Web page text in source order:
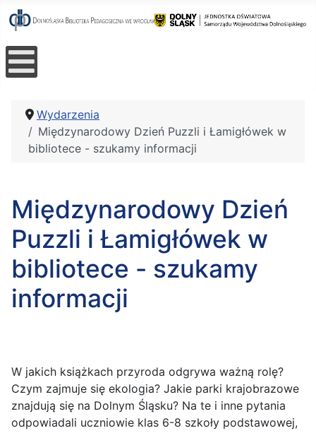
Wydarzenia
Międzynarodowy Dzień Puzzli i Łamigłówek w
bibliotece - szukamy informacji
Międzynarodowy Dzień
Puzzli i Łamigłówek w
bibliotece - szukamy
informacji
W jakich książkach przyroda odgrywa ważną rolę?
Czym zajmuje się ekologia? Jakie parki krajobrazowe
znajdują się na Dolnym Śląsku? Na te i inne pytania
odpowiadali uczniowie klas 6-8 szkoły podstawowej,